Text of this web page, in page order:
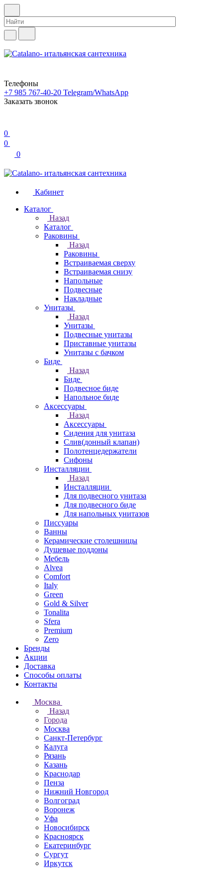
Телефоны
+7 985 767-40-20 Telegram/WhatsApp
Заказать звонок
0
0
0
Кабинет
Каталог
Назад
Каталог
Раковины
Назад
Раковины
Встраиваемая сверху
Встраиваемая снизу
Напольные
Подвесные
Накладные
Унитазы
Назад
Унитазы
Подвесные унитазы
Приставные унитазы
Унитазы с бачком
Биде
Назад
Биде
Подвесное биде
Напольное биде
Аксессуары
Назад
Аксессуары
Сидения для унитаза
Слив(донный клапан)
Полотенцедержатели
Сифоны
Инсталляции
Назад
Инсталляции
Для подвесного унитаза
Для подвесного биде
Для напольных унитазов
Писсуары
Ванны
Керамические столешницы
Душевые поддоны
Мебель
Alvea
Comfort
Italy
Green
Gold & Silver
Tonalita
Sfera
Premium
Zero
Бренды
Акции
Доставка
Способы оплаты
Контакты
Москва
Назад
Города
Москва
Санкт-Петербург
Калуга
Рязань
Казань
Краснодар
Пенза
Нижний Новгород
Волгоград
Воронеж
Уфа
Новосибирск
Красноярск
Екатеринбург
Сургут
Иркутск